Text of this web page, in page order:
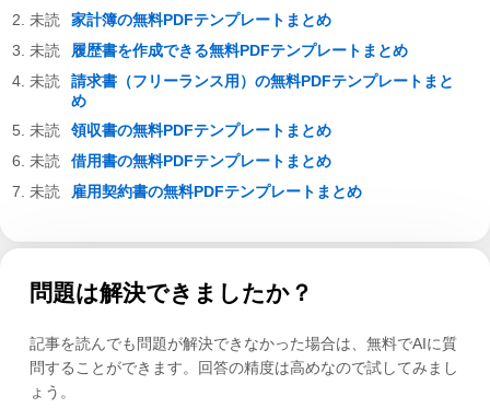
家計簿の無料PDFテンプレートまとめ
履歴書を作成できる無料PDFテンプレートまとめ
請求書（フリーランス用）の無料PDFテンプレートまと
め
領収書の無料PDFテンプレートまとめ
借用書の無料PDFテンプレートまとめ
雇用契約書の無料PDFテンプレートまとめ
問題は解決できましたか？
記事を読んでも問題が解決できなかった場合は、無料でAIに質
問することができます。回答の精度は高めなので試してみまし
ょう。